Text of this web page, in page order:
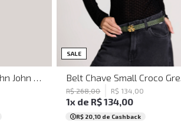
SALE G
R$ 268,00 R$ 134 00
1x de R$134,00
R$ 20,10 de Cashback